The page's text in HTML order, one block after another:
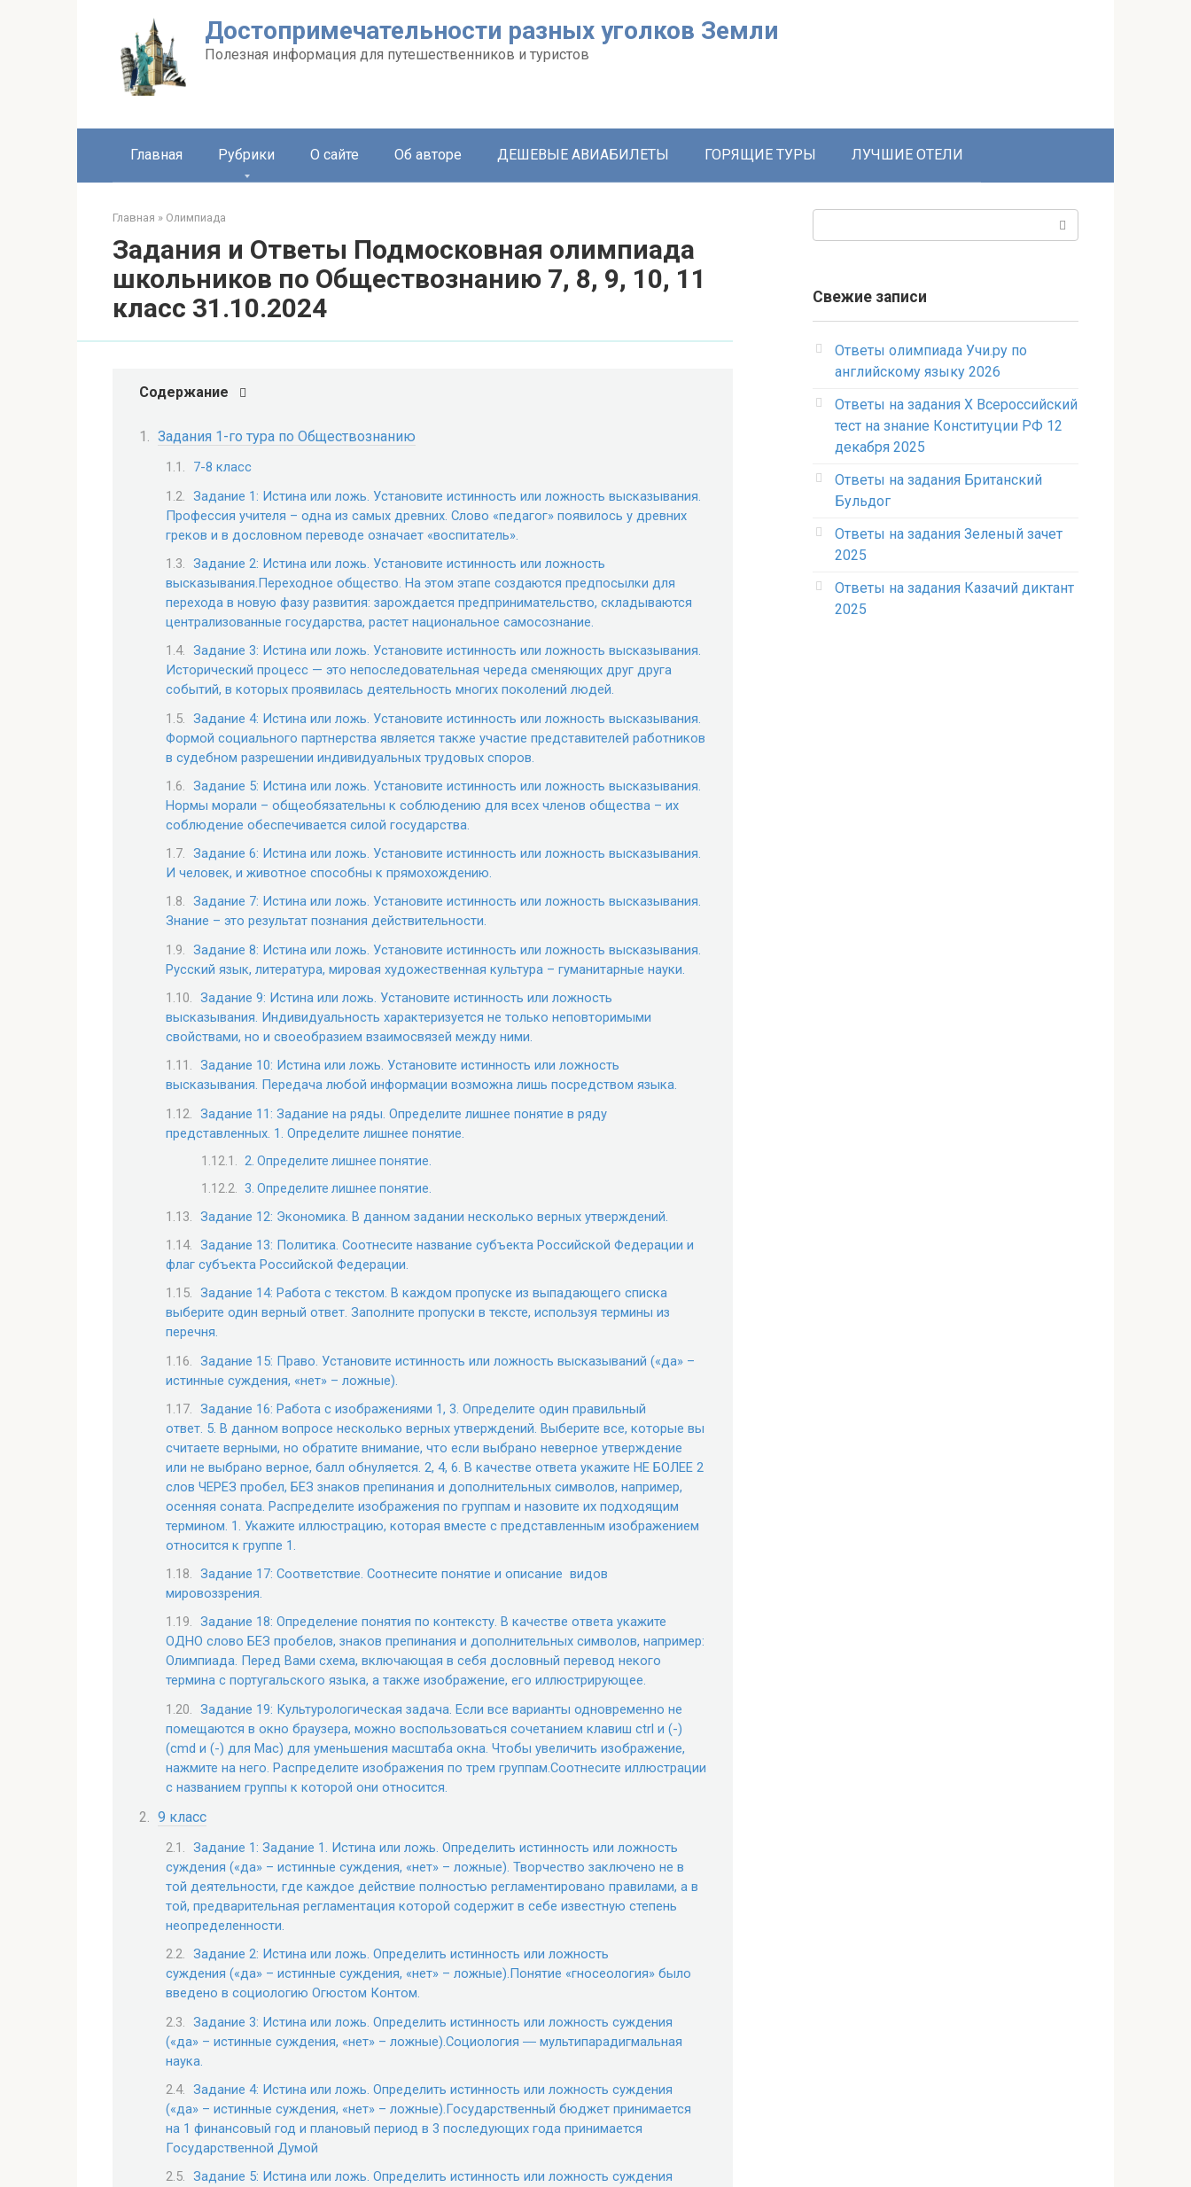
Достопримечательности разных уголков Земли
Полезная информация для путешественников и туристов
Главная Рубрики О сайте Об авторе ДЕШЕВЫЕ АВИАБИЛЕТЫ ГОРЯЩИЕ ТУРЫ ЛУЧШИЕ ОТЕЛИ
Главная » Олимпиада
Задания и Ответы Подмосковная олимпиада
школьников по Обществознанию 7, 8, 9, 10, 11
класс 31.10.2024
Содержание
Задания 1-го тура по Обществознанию
7-8 класс
Задание 1: Истина или ложь. Установите истинность или ложность высказывания.
Профессия учителя – одна из самых древних. Слово «педагог» появилось у древних
греков и в дословном переводе означает «воспитатель».
Задание 2: Истина или ложь. Установите истинность или ложность
высказывания.Переходное общество. На этом этапе создаются предпосылки для
перехода в новую фазу развития: зарождается предпринимательство, складываются
централизованные государства, растет национальное самосознание.
Задание 3: Истина или ложь. Установите истинность или ложность высказывания.
Исторический процесс — это непоследовательная череда сменяющих друг друга
событий, в которых проявилась деятельность многих поколений людей.
Задание 4: Истина или ложь. Установите истинность или ложность высказывания.
Формой социального партнерства является также участие представителей работников
в судебном разрешении индивидуальных трудовых споров.
Задание 5: Истина или ложь. Установите истинность или ложность высказывания.
Нормы морали – общеобязательны к соблюдению для всех членов общества – их
соблюдение обеспечивается силой государства.
Задание 6: Истина или ложь. Установите истинность или ложность высказывания.
И человек, и животное способны к прямохождению.
Задание 7: Истина или ложь. Установите истинность или ложность высказывания.
Знание – это результат познания действительности.
Задание 8: Истина или ложь. Установите истинность или ложность высказывания.
Русский язык, литература, мировая художественная культура – гуманитарные науки.
Задание 9: Истина или ложь. Установите истинность или ложность
высказывания. Индивидуальность характеризуется не только неповторимыми
свойствами, но и своеобразием взаимосвязей между ними.
Задание 10: Истина или ложь. Установите истинность или ложность
высказывания. Передача любой информации возможна лишь посредством языка.
Задание 11: Задание на ряды. Определите лишнее понятие в ряду
представленных. 1. Определите лишнее понятие.
2. Определите лишнее понятие.
3. Определите лишнее понятие.
Задание 12: Экономика. В данном задании несколько верных утверждений.
Задание 13: Политика. Соотнесите название субъекта Российской Федерации и
флаг субъекта Российской Федерации.
Задание 14: Работа с текстом. В каждом пропуске из выпадающего списка
выберите один верный ответ. Заполните пропуски в тексте, используя термины из
перечня.
Задание 15: Право. Установите истинность или ложность высказываний («да» –
истинные суждения, «нет» – ложные).
Задание 16: Работа с изображениями 1, 3. Определите один правильный
ответ. 5. В данном вопросе несколько верных утверждений. Выберите все, которые вы
считаете верными, но обратите внимание, что если выбрано неверное утверждение
или не выбрано верное, балл обнуляется. 2, 4, 6. В качестве ответа укажите НЕ БОЛЕЕ 2
слов ЧЕРЕЗ пробел, БЕЗ знаков препинания и дополнительных символов, например,
осенняя соната. Распределите изображения по группам и назовите их подходящим
термином. 1. Укажите иллюстрацию, которая вместе с представленным изображением
относится к группе 1.
Задание 17: Соответствие. Соотнесите понятие и описание видов
мировоззрения.
Задание 18: Определение понятия по контексту. В качестве ответа укажите
ОДНО слово БЕЗ пробелов, знаков препинания и дополнительных символов, например:
Олимпиада. Перед Вами схема, включающая в себя дословный перевод некого
термина с португальского языка, а также изображение, его иллюстрирующее.
Задание 19: Культурологическая задача. Если все варианты одновременно не
помещаются в окно браузера, можно воспользоваться сочетанием клавиш ctrl и (-)
(cmd и (-) для Mac) для уменьшения масштаба окна. Чтобы увеличить изображение,
нажмите на него. Распределите изображения по трем группам.Соотнесите иллюстрации
с названием группы к которой они относится.
9 класс
Задание 1: Задание 1. Истина или ложь. Определить истинность или ложность
суждения («да» – истинные суждения, «нет» – ложные). Творчество заключено не в
той деятельности, где каждое действие полностью регламентировано правилами, а в
той, предварительная регламентация которой содержит в себе известную степень
неопределенности.
Задание 2: Истина или ложь. Определить истинность или ложность
суждения («да» – истинные суждения, «нет» – ложные).Понятие «гносеология» было
введено в социологию Огюстом Контом.
Задание 3: Истина или ложь. Определить истинность или ложность суждения
(«да» – истинные суждения, «нет» – ложные).Социология ― мультипарадигмальная
наука.
Задание 4: Истина или ложь. Определить истинность или ложность суждения
(«да» – истинные суждения, «нет» – ложные).Государственный бюджет принимается
на 1 финансовый год и плановый период в 3 последующих года принимается
Государственной Думой
Задание 5: Истина или ложь. Определить истинность или ложность суждения
Свежие записи
Ответы олимпиада Учи.ру по
английскому языку 2026
Ответы на задания X Всероссийский
тест на знание Конституции РФ 12
декабря 2025
Ответы на задания Британский
Бульдог
Ответы на задания Зеленый зачет
2025
Ответы на задания Казачий диктант
2025